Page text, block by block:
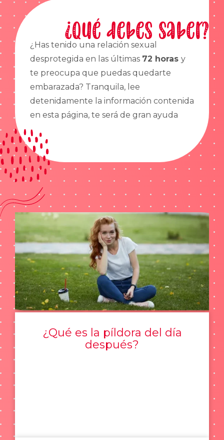
¿Qué debes saber?
¿Has tenido una relación sexual
desprotegida en las últimas 72 horas y
te preocupa que puedas quedarte
embarazada? Tranquila, lee
detenidamente la información contenida
en esta página, te será de gran ayuda
¿Qué es la píldora del día
después?